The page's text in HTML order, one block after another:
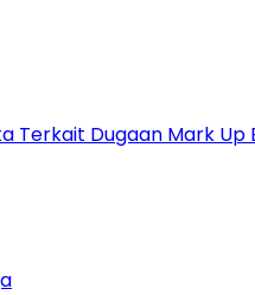
Terkait Dugaan Mark Up